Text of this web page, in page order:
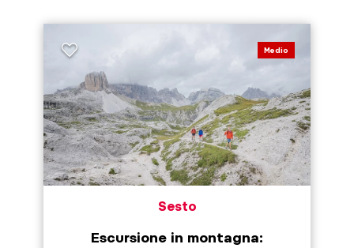
Medio
Sesto
Escursione in montagna: